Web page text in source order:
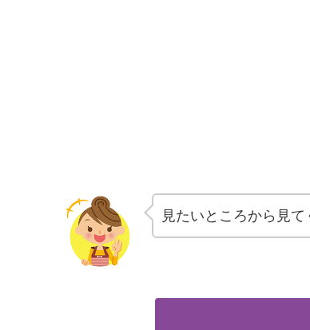
見たいところから見